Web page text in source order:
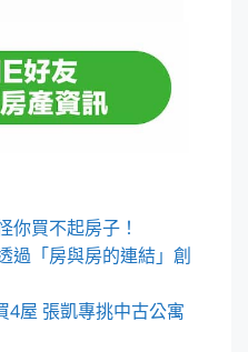
你買不起房子！
過「房與房的連結」創
4屋 張凱專挑中古公寓